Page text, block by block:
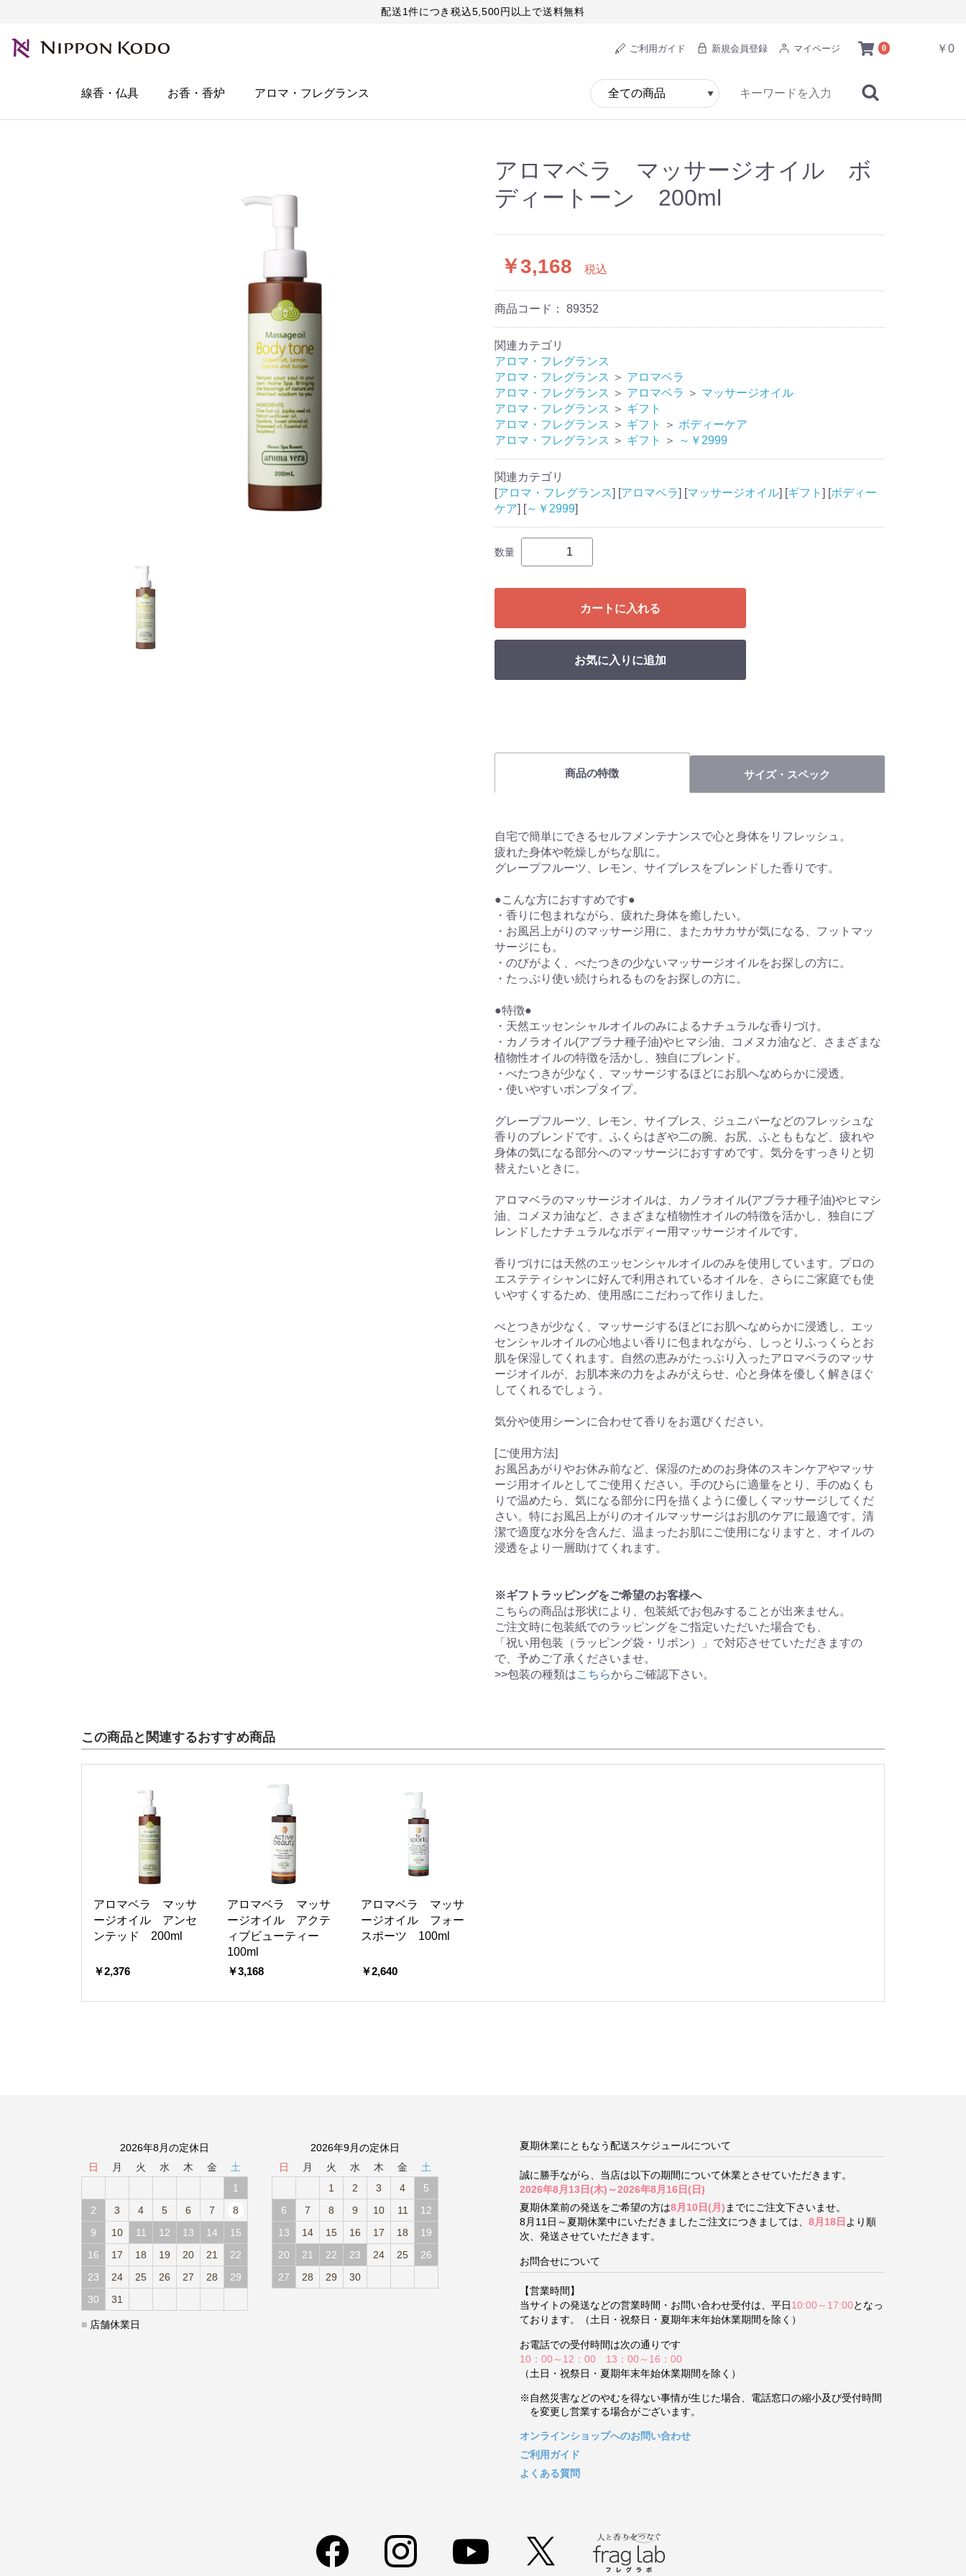
配送1件につき税込5,500円以上で送料無料
0 ￥0
ご利用ガイド 新規会員登録 マイページ
線香・仏具 お香・香炉 アロマ・フレグランス
アロマベラ マッサージオイル ボ
ディートーン 200ml
￥3,168 税込
商品コード： 89352
関連カテゴリ
アロマ・フレグランス
アロマ・フレグランス ＞ アロマベラ
アロマ・フレグランス ＞ アロマベラ ＞ マッサージオイル
アロマ・フレグランス ＞ ギフト
アロマ・フレグランス ＞ ギフト ＞ ボディーケア
アロマ・フレグランス ＞ ギフト ＞ ～￥2999
関連カテゴリ
[アロマ・フレグランス] [アロマベラ] [マッサージオイル] [ギフト ] [ボディー
ケア] [～￥2999]
数量
カートに入れる
お気に入りに追加
商品の特徴 サイズ・スペック
自宅で簡単にできるセルフメンテナンスで心と身体をリフレッシュ。
疲れた身体や乾燥しがちな肌に。
グレープフルーツ、レモン、サイブレスをブレンドした香りです。
●こんな方におすすめです●
・香りに包まれながら、疲れた身体を癒したい。
・お風呂上がりのマッサージ用に、またカサカサが気になる、フットマッ
サージにも。
・のびがよく、べたつきの少ないマッサージオイルをお探しの方に。
・たっぷり使い続けられるものをお探しの方に。
●特徴●
・天然エッセンシャルオイルのみによるナチュラルな香りづけ。
・カノラオイル(アブラナ種子油)やヒマシ油、コメヌカ油など、さまざまな
植物性オイルの特徴を活かし、独自にブレンド。
・べたつきが少なく、マッサージするほどにお肌へなめらかに浸透。
・使いやすいポンプタイプ。
グレープフルーツ、レモン、サイブレス、ジュニパーなどのフレッシュな
香りのブレンドです。ふくらはぎや二の腕、お尻、ふとももなど、疲れや
身体の気になる部分へのマッサージにおすすめです。気分をすっきりと切
替えたいときに。
アロマベラのマッサージオイルは、カノラオイル(アブラナ種子油)やヒマシ
油、コメヌカ油など、さまざまな植物性オイルの特徴を活かし、独自にブ
レンドしたナチュラルなボディー用マッサージオイルです。
香りづけには天然のエッセンシャルオイルのみを使用しています。プロの
エステティシャンに好んで利用されているオイルを、さらにご家庭でも使
いやすくするため、使用感にこだわって作りました。
べとつきが少なく、マッサージするほどにお肌へなめらかに浸透し、エッ
センシャルオイルの心地よい香りに包まれながら、しっとりふっくらとお
肌を保湿してくれます。自然の恵みがたっぷり入ったアロマベラのマッサ
ージオイルが、お肌本来の力をよみがえらせ、心と身体を優しく解きほぐ
してくれるでしょう。
気分や使用シーンに合わせて香りをお選びください。
[ご使用方法]
お風呂あがりやお休み前など、保湿のためのお身体のスキンケアやマッサ
ージ用オイルとしてご使用ください。手のひらに適量をとり、手のぬくも
りで温めたら、気になる部分に円を描くように優しくマッサージしてくだ
さい。特にお風呂上がりのオイルマッサージはお肌のケアに最適です。清
潔で適度な水分を含んだ、温まったお肌にご使用になりますと、オイルの
浸透をより一層助けてくれます。
※ギフトラッピングをご希望のお客様へ
こちらの商品は形状により、包装紙でお包みすることが出来ません。
ご注文時に包装紙でのラッピングをご指定いただいた場合でも、
「祝い用包装（ラッピング袋・リボン）」で対応させていただきますの
で、予めご了承くださいませ。
>>包装の種類はこちらからご確認下さい。
この商品と関連するおすすめ商品
アロマベラ マッサ
ージオイル アンセ
ンテッド 200ml
￥2,376
アロマベラ マッサ
ージオイル アクテ
ィブビューティー
100ml
￥3,168
アロマベラ マッサ
ージオイル フォー
スポーツ 100ml
￥2,640
2026年8月の定休日
日
月 火 水 木 金
土
1
2
3 4 5 6 7
8
9
10 11 12 13 14
15
16
17 18 19 20 21
22
23
24 25 26 27 28
29
30
31
2026年9月の定休日
日
月 火 水 木 金
土
1
2 3 4
5
6
7 8 9 10 11
12
13
14 15 16 17 18
19
20
21 22 23 24 25
26
27
28 29 30
■ 店舗休業日
夏期休業にともなう配送スケジュールについて
誠に勝手ながら、当店は以下の期間について休業とさせていただきます。
2026年8月13日(木)～2026年8月16日(日)
夏期休業前の発送をご希望の方は8月10日(月) までにご注文下さいませ。
8月11日～夏期休業中にいただきましたご注文につきましては、 8月18日 より順
次、発送させていただきます。
お問合せについて
【営業時間】
当サイトの発送などの営業時間・お問い合わせ受付は、平日10:00～17:00となっ
ております。（土日・祝祭日・夏期年末年始休業期間を除く）
お電話での受付時間は次の通りです
10：00～12：00 13：00～16：00
（土日・祝祭日・夏期年末年始休業期間を除く）
※自然災害などのやむを得ない事情が生じた場合、電話窓口の縮小及び受付時間
を変更し営業する場合がございます。
オンラインショップへのお問い合わせ
ご利用ガイド
よくある質問